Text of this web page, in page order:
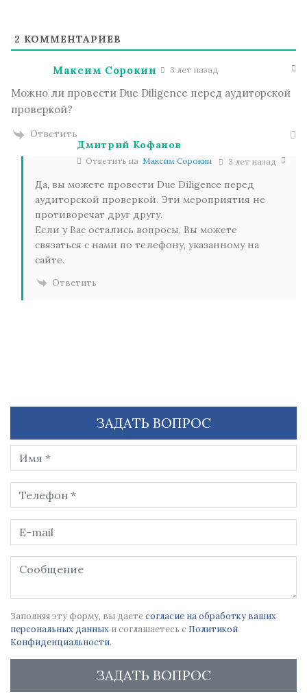
2 КОММЕНТАРИЕВ
Максим Сорокин 3 лет назад
Можно ли провести Due Diligence перед аудиторской
проверкой?
Ответить
Дмитрий Кофанов
Ответить на Максим Сорокин 3 лет назад
Да, вы можете провести Due Diligence перед
аудиторской проверкой. Эти мероприятия не
противоречат друг другу.
Если у Вас остались вопросы, Вы можете
связаться с нами по телефону, указанному на
сайте.
Ответить
ЗАДАТЬ ВОПРОС
Заполняя эту форму, вы даетесогласие на обработку ваших
персональных данных и соглашаетесь с Политикой
Конфиденциальности.
ЗАДАТЬ ВОПРОС